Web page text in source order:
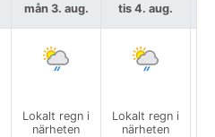
mån 3. aug.
Lokalt regn i
närheten
tis 4. aug.
Lokalt regn i
närheten